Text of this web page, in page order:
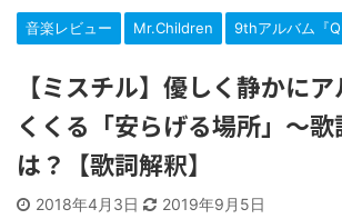
音楽レビュー Mr.Children 9thアルバム『Q
【ミスチル】優しく静かに
くくる「安らげる場所」～
は？【歌詞解釈】
2018年4月3日 2019年9月5日